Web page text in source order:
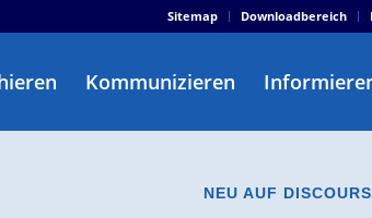
Sitemap Downloadbereich
Kommunizieren
NEU AUF